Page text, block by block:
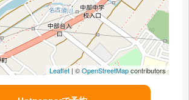
Leaflet | ©OpenStreetMapcontributors